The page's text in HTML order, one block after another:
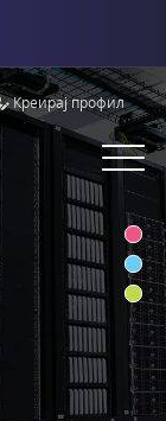
Креирај профил
Toggle